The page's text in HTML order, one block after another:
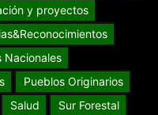
y proyectos
Nacionales
Pueblos Originarios
Salud
Sur Forestal